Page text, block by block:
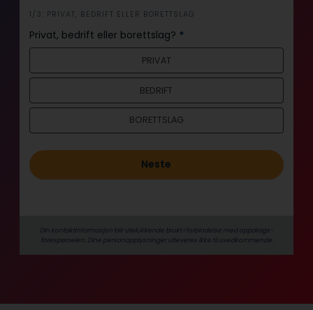
i
n
n
o
d
1/3: PRIVAT, BEDRIFT ELLER BORETTSLAG
Privat, bedrift eller borettslag? *
PRIVAT
BEDRIFT
BORETTSLAG
Neste
Din kontaktinformasjon blir utelukkende brukt i forbindelse med oppdrags­
forespørselen. Dine person­­opplysninger utleveres ikke til uvedkommende.